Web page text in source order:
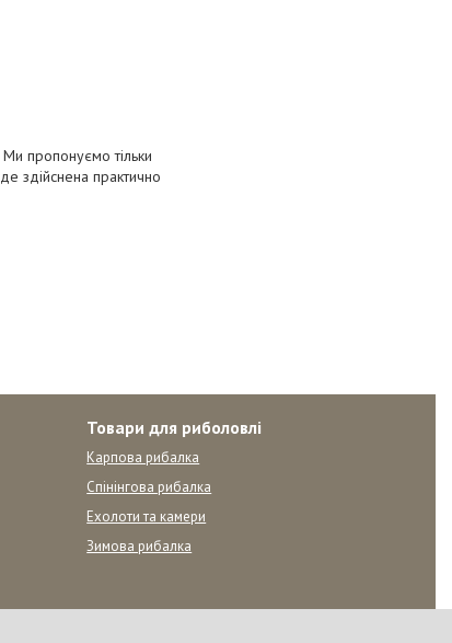
пропонуємо тільки
здійснена практично
Товари для риболовлі
Карпова рибалка
Спінінгова рибалка
Ехолоти та камери
Зимова рибалка